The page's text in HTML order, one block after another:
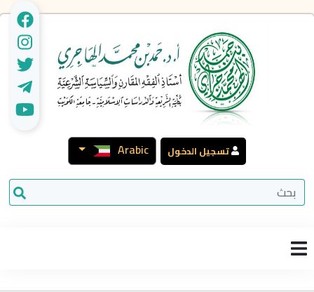
تسجيل الدخول Arabic